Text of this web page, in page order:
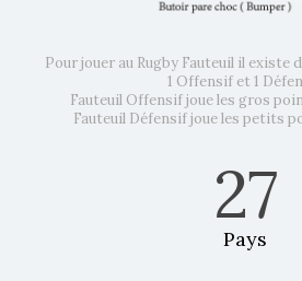
Pour jouer au Rugby Fauteuil il existe
1 Offensif et 1
Fauteuil Offensif joue les gros
Fauteuil Défensif joue les petits
27
Pays